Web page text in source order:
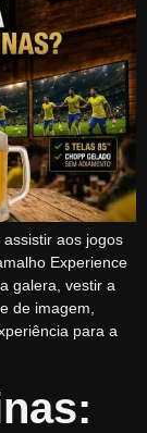
aos jogos
Experience
galera, vestir a
de imagem,
para a